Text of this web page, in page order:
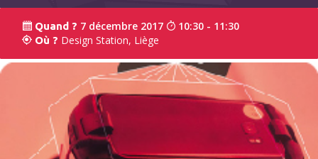
Quand ? 7 décembre 2017 10:30 - 11:30
Où ? Design Station, Liège